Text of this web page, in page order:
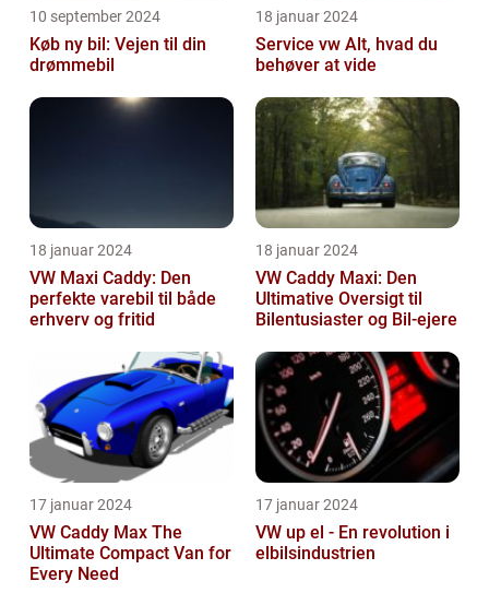
10 september 2024
Køb ny bil: Vejen til din
drømmebil
18 januar 2024
Service vw Alt, hvad du
behøver at vide
18 januar 2024
VW Maxi Caddy: Den
perfekte varebil til både
erhverv og fritid
18 januar 2024
VW Caddy Maxi: Den
Ultimative Oversigt til
Bilentusiaster og Bil-ejere
17 januar 2024
VW Caddy Max The
Ultimate Compact Van for
Every Need
17 januar 2024
VW up el - En revolution i
elbilsindustrien